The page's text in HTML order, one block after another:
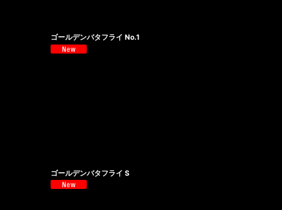
ゴールデンバタフライ No.1
ゴールデンバタフライ S